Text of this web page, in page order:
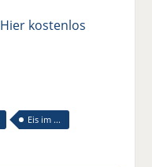
Hier kostenlos
Eis im ...